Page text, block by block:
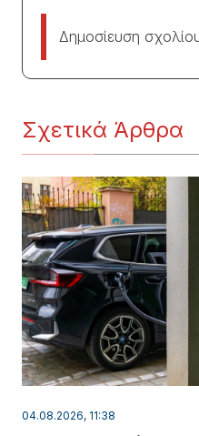
Δημοσίευση
Σχετικά Άρθρα
04.08.2026, 11:38